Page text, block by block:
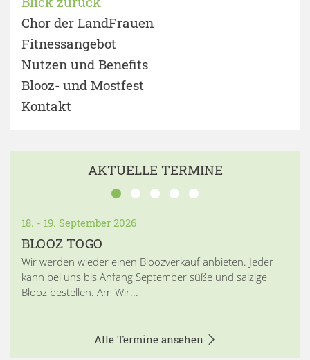
Chor der LandFrauen
Fitnessangebot
Nutzen und Benefits
Blooz- und Mostfest
Kontakt
AKTUELLE TERMINE
18. - 19. September 2026
BLOOZ TOGO
Wir werden wieder einen Bloozverkauf anbieten. Jeder
kann bei uns bis Anfang September süße und salzige
Blooz bestellen. Am Wir...
Alle Termine ansehen